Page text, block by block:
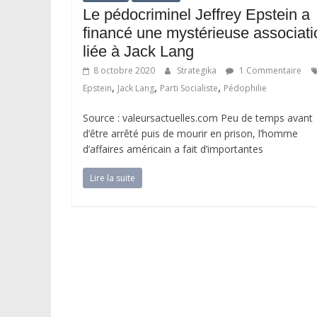
Le pédocriminel Jeffrey Epstein a
financé une mystérieuse
liée à Jack Lang
8 octobre 2020 Strategika
1 Commentaire
Epstein, Jack Lang, Parti Socialiste, Pédophilie
Source : valeursactuelles.com Peu de temps avant
d’être arrêté puis de mourir en prison, l’homme
d’affaires américain a fait d’importantes
Lire la suite